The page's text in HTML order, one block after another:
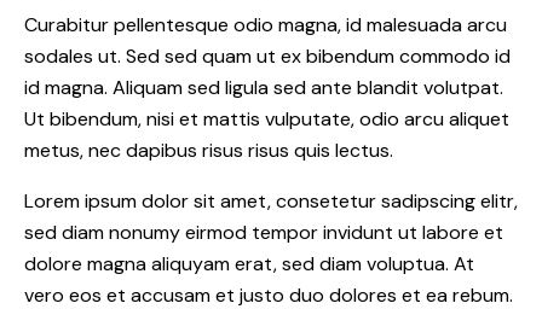
Curabitur pellentesque odio magna, id malesuada arcu
sodales ut. Sed sed quam ut ex bibendum commodo id
id magna. Aliquam sed ligula sed ante blandit volutpat.
Ut bibendum, nisi et mattis vulputate, odio arcu aliquet
metus, nec dapibus risus risus quis lectus.
Lorem ipsum dolor sit amet, consetetur sadipscing elitr,
sed diam nonumy eirmod tempor invidunt ut labore et
dolore magna aliquyam erat, sed diam voluptua. At
vero eos et accusam et justo duo dolores et ea rebum.